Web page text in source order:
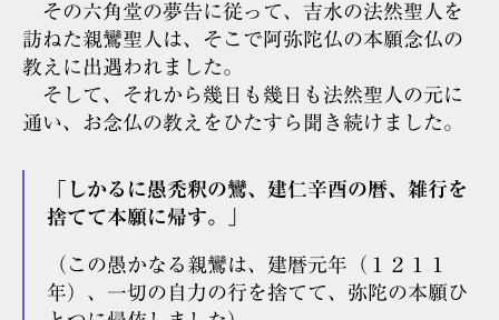
その六角堂の夢告に従って、吉水の法然聖人を
訪ねた親鸞聖人は、そこで阿弥陀仏の本願念仏の
教えに出遇われました。
そして、それから幾日も幾日も法然聖人の元に
通い、お念仏の教えをひたすら聞き続けました。
「しかるに愚禿釈の鸞、建仁辛酉の暦、雑行を
捨てて本願に帰す。」
（この愚かなる親鸞は、建暦元年（１２１１
年）、一切の自力の行を捨てて、弥陀の本願ひ